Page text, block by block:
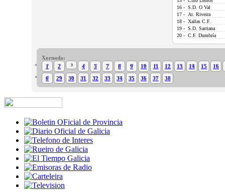
16 - S.D. O Val
17 - At. Riveira
18 - Xallas C.F.
19 - S.D. Sarriana
20 - C.F. Dumbría
Xornada:
1
2 3 4 5 7 8 9 10 11 12 13 14 15
16
6
29 30 31 32 33 34 35 36 37 38